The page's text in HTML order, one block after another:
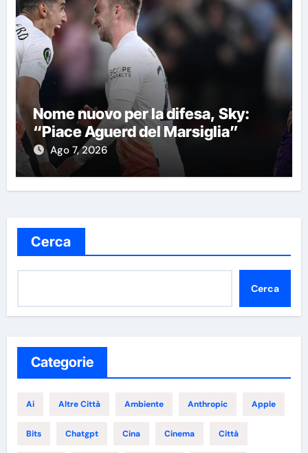
Nome nuovo per la difesa, Sky:
“Piace Aguerd del Marsiglia”
Ago 7, 2026
Cerca
Cerca
Categorie
Ai Altre Città Ambiente Anthropic Apple
Bits Chatgpt Cina Cinema Città